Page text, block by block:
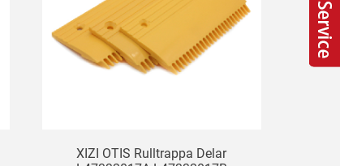
XIZI OTIS Rulltrappa Delar